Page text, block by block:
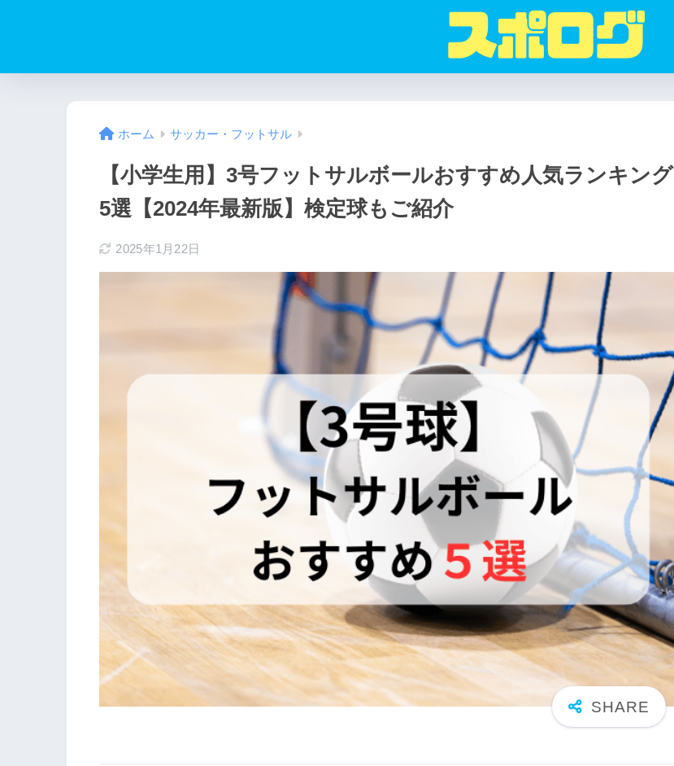
ホーム サッカー・フットサル
【小学生用】3号フットサルボールおすすめ人気ランキング
5選【2024年最新版】検定球もご紹介
2025年1月22日